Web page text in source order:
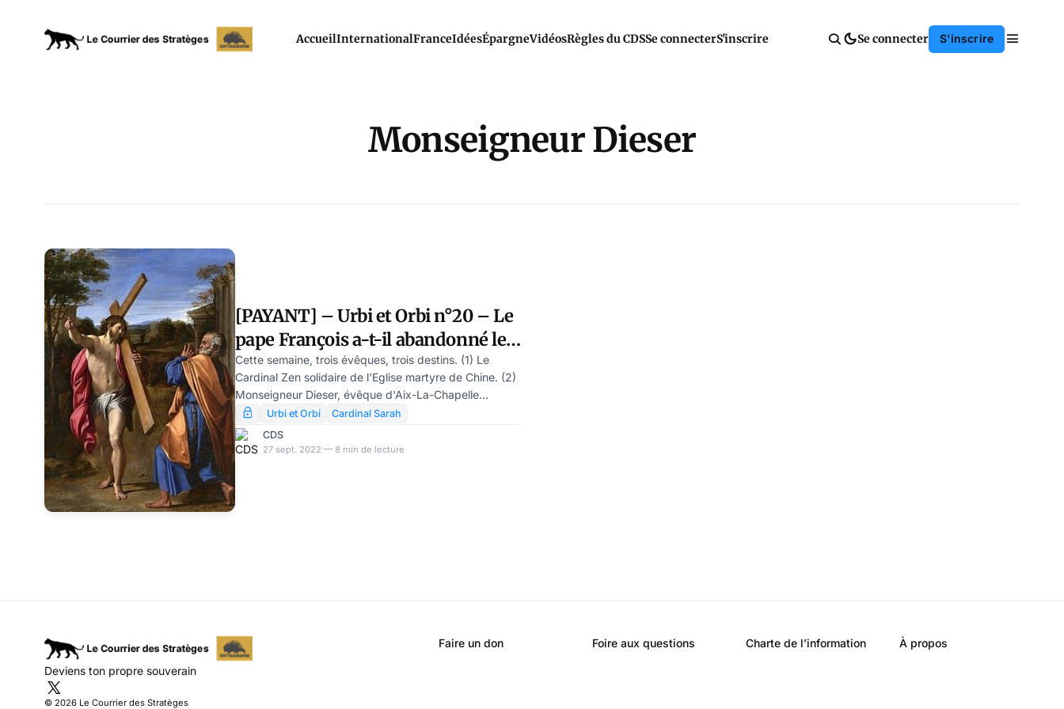
AccueilInternationalFranceIdéesÉpargneVidéosRègles du CDSSe connecterS'inscrire Se connecter S'inscrire
Monseigneur Dieser
[PAYANT] – Urbi et Orbi n°20 – Le
pape François a-t-il abandonné le
Cardinal Zen entre les mains des
autorités chinoises?
Cette semaine, trois évêques, trois destins. (1) Le
Cardinal Zen solidaire de l'Eglise martyre de Chine. (2)
Monseigneur Dieser, évêque d'Aix-La-Chapelle
soucieux d'adopter la dernière idéologie à la mode. (3)
Le Cardinal Sarah, lutteur de Dieu, qui combat la crise
de la foi.
Urbi et Orbi
Cardinal Sarah
CDS
27 sept. 2022 — 8 min de lecture
Deviens ton propre souverain
© 2026 Le Courrier des Stratèges
Faire un don Foire aux questions Charte de l’information À propos